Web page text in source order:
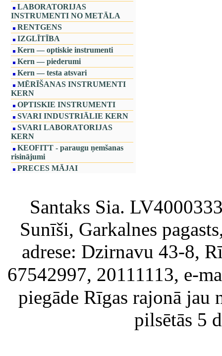
LABORATORIJAS
INSTRUMENTI NO METĀLA
RENTGENS
IZGLĪTĪBA
Kern — optiskie instrumenti
Kern — piederumi
Kern — testa atsvari
MĒRĪŠANAS INSTRUMENTI
KERN
OPTISKIE INSTRUMENTI
SVARI INDUSTRIĀLIE KERN
SVARI LABORATORIJAS
KERN
KEOFITT - paraugu ņemšanas
risinājumi
PRECES MĀJAI
Santaks Sia.
Sunīši, Garkalnes
adrese: Dzirnavu 43-8,
67542997, 20111113, e-
piegāde Rīgas rajonā jau
pilsētās 5